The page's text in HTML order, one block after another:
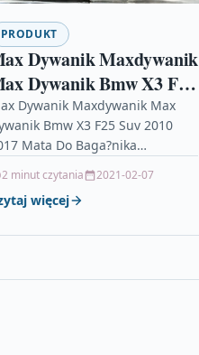
PRODUKT
Dywanik Maxdywanik
Dywanik Bmw X3 F25
2010 2017 Mata Do
Dywanik Maxdywanik Max
Bmw X3 F25 Suv 2010
Mata Do Baga?nika
do baga?nika renomowanej
firmy…
2 minut czytania 2021-02-07
więcej